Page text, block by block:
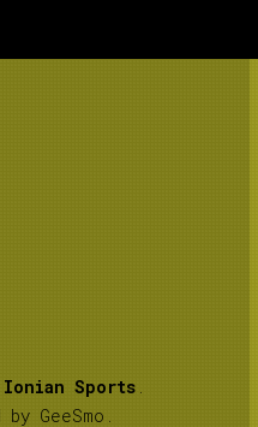
Ionian Sports .
by GeeSmo .